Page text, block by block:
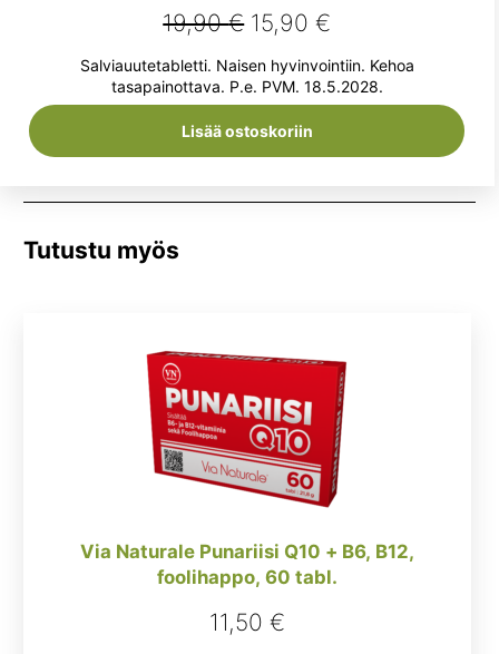
19,90€ Alkuperäinen
hinta
oli:
19,90 €.
15,90€
hinta
on:
Salviauutetabletti. Naisen hyvinvointiin. Kehoa
tasapainottava. P.e. PVM. 18.5.2028.
Lisää ostoskoriin
Tutustu myös
Via Naturale Punariisi Q10 + B6, B12,
foolihappo, 60 tabl.
11,50 €